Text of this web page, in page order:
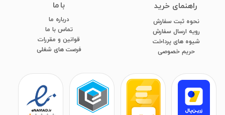
با ما
درباره ما
تماس با ما
قوانین و مقررات
فرصت های شغلی
​راهنمای خرید
نحوه ثبت سفارش
رویه ارسال سفارش
شیوه های پرداخت
​​​​​​​حریم خصوصی